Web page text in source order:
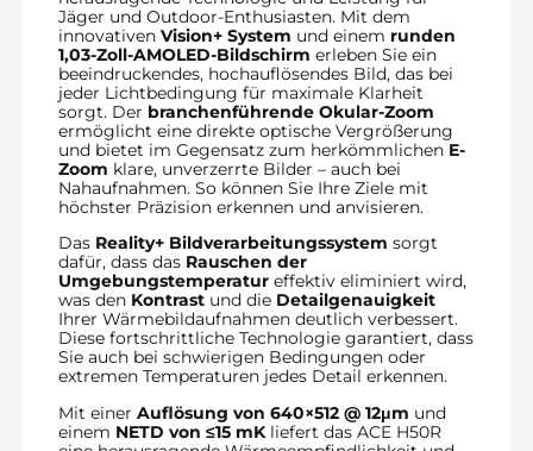
Jäger und Outdoor-Enthusiasten. Mit dem
innovativen Vision+ System und einem runden
1,03-Zoll-AMOLED-Bildschirm erleben Sie ein
beeindruckendes, hochauflösendes Bild, das bei
jeder Lichtbedingung für maximale Klarheit
sorgt. Der branchenführende Okular-Zoom
ermöglicht eine direkte optische Vergrößerung
und bietet im Gegensatz zum herkömmlichen E-
Zoom klare, unverzerrte Bilder – auch bei
Nahaufnahmen. So können Sie Ihre Ziele mit
höchster Präzision erkennen und anvisieren.
Das Reality+ Bildverarbeitungssystem sorgt
dafür, dass das Rauschen der
Umgebungstemperatureffektiv eliminiert wird,
was den Kontrastund die Detailgenauigkeit
Ihrer Wärmebildaufnahmen deutlich verbessert.
Diese fortschrittliche Technologie garantiert, dass
Sie auch bei schwierigen Bedingungen oder
extremen Temperaturen jedes Detail erkennen.
Mit einer Auflösung von 640×512 @ 12μm und
einem NETD von ≤15 mKliefert das ACE H50R